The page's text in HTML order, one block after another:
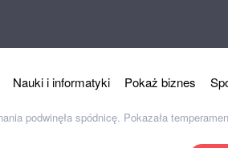
Nauki i informatyki Pokaż biznes
podwinęła spódnicę. Pokazała